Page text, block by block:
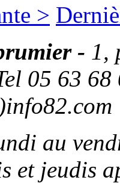
>
- 1,
05 63
au
et jeudis